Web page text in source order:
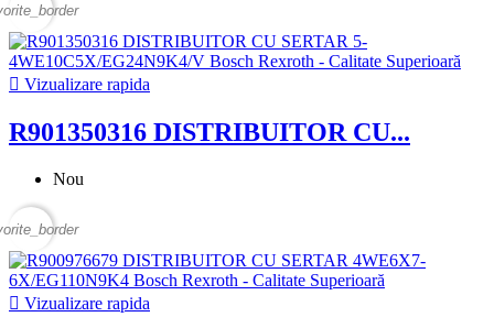
 Vizualizare rapida
R901350316 DISTRIBUITOR CU...
Nou
 Vizualizare rapida